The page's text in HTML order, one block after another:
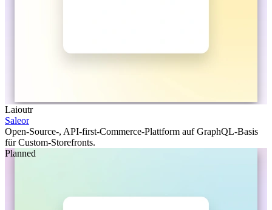
Laioutr
Saleor
Open-Source-, API-first-Commerce-Plattform auf GraphQL-Basis
für Custom-Storefronts.
Planned